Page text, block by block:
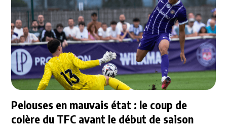
Pelouses en mauvais état : le coup de
colère du TFC avant le début de saison